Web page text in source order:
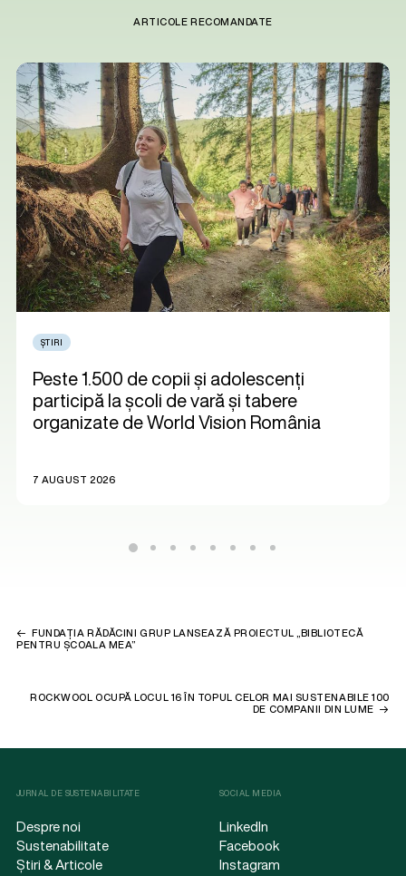
ARTICOLE RECOMANDATE
ȘTIRI
Peste 1.500 de copii și adolescenți
participă la școli de vară și tabere
organizate de World Vision România
7 AUGUST 2026
FUNDAȚIA RĂDĂCINI GRUP LANSEAZĂ PROIECTUL „BIBLIOTECĂ
PENTRU ȘCOALA MEA”
ROCKWOOL OCUPĂ LOCUL 16 ÎN TOPUL CELOR MAI SUSTENABILE 100
DE COMPANII DIN LUME
JURNAL DE SUSTENABILITATE
Despre noi
Sustenabilitate
Știri & Articole
SOCIAL MEDIA
LinkedIn
Facebook
Instagram